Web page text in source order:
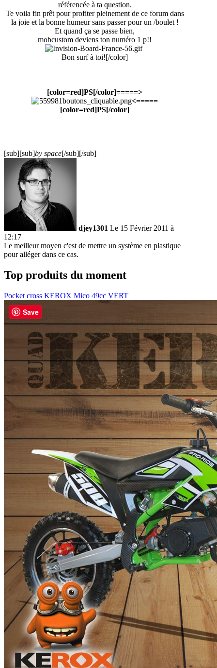
référencée à ta question.
Te voila fin prêt pour profiter pleinement de ce forum dans
la joie et la bonne humeur sans passer pour un /boulet !
Et quand ça se passe bien,
mobcustom deviens ton numéro 1 p!!
Bon surf à toi![/color]
[color=red]PS[/color]=====>
<=====
[color=red]PS[/color]
[sub][sub]by space[/sub][/sub]
djey1301 Le 15 Février 2011 à
12:17
Le meilleur moyen c'est de mettre un système en plastique
pour alléger dans ce cas.
Top produits du moment
Pocket cross KEROX Mico 49cc VERT
Save